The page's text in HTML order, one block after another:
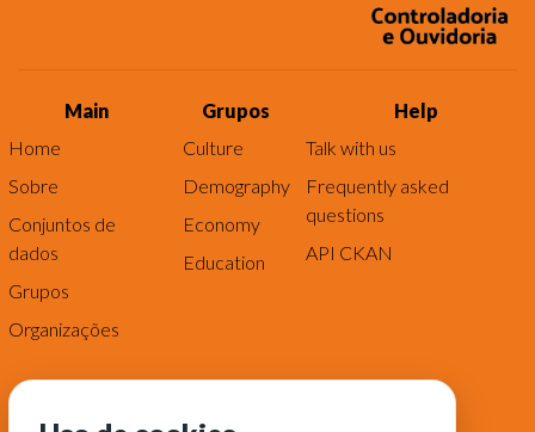
Main
Home
Sobre
Conjuntos de
dados
Grupos
Organizações
Grupos
Culture
Demography
Economy
Education
Help
Talk with us
Frequently asked
questions
API CKAN